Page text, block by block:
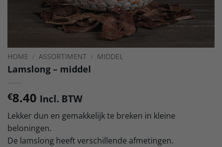
HOME / ASSORTIMENT / MIDDEL
Lamslong – middel
€8.40 Incl. BTW
Lekker dun en gemakkelijk te breken in kleine
beloningen.
De lamslong heeft verschillende afmetingen.